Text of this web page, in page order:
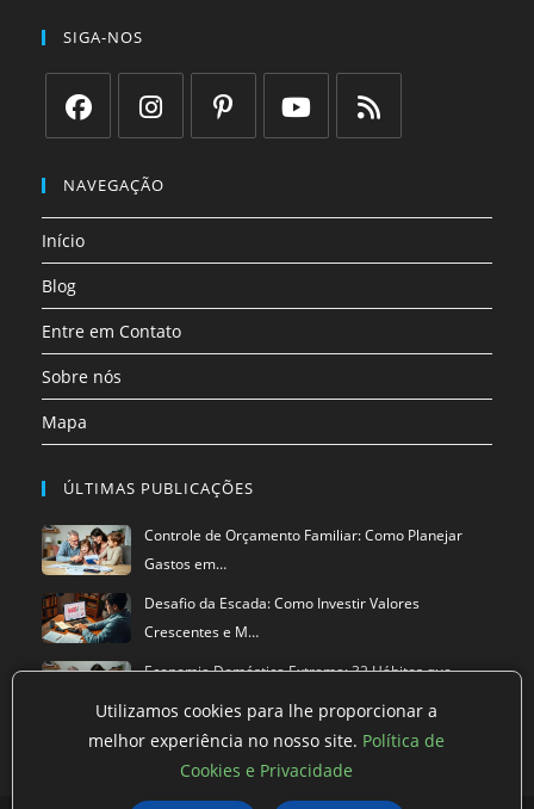
SIGA-NOS
em
uma
nova
aba
em
uma
aba
uma
aba
uma
aba
uma
aba
NAVEGAÇÃO
Início
Blog
Entre em Contato
Sobre nós
Mapa
ÚLTIMAS PUBLICAÇÕES
Controle de Orçamento Familiar: Como Planejar
Gastos em…
Desafio da Escada: Como Investir Valores
Crescentes e M…
Economia Doméstica Extrema: 32 Hábitos que
Reduzem Dras…
Utilizamos cookies para lhe proporcionar a
melhor experiência no nosso site. Política de
Cookies e Privacidade